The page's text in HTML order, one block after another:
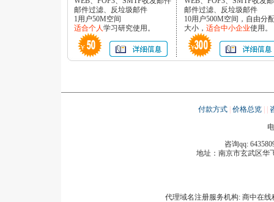
邮件过滤、反垃圾邮件
1用户50M空间
适合个人学习研究使用。
邮件过滤、反垃圾邮件
10用户500M空间，自由分
大小， 适合中小企业使用。
付款方式 价格总览
咨询qq:
地址： 南京市玄武区华
代理域名注册服务机构: 商中在